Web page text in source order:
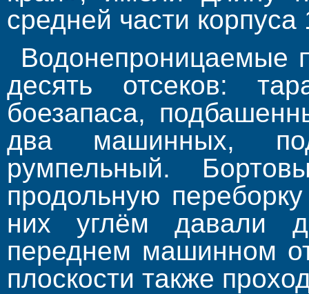
средней части
Водонепроницаемые
десять отсеков:
боезапаса,
два машинных,
румпельный.
продольную
них углём давали
переднем машинном
плоскости также